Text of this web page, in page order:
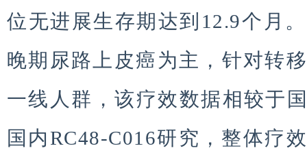
位无进展生存期达到12.9个月
晚期尿路上皮癌为主，针对转
一线人群，该疗效数据相较于
国内RC48-C016研究，整体疗